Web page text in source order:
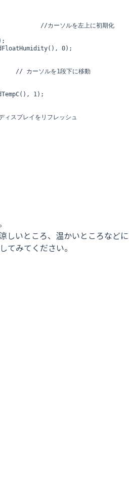
//カーソルを左上に初期化
;
( ) , 0) ;
// カーソルを1段下に移動
( ) , 1 ) ;
スプレイをリフレッシュ
しいところ、温かいところなどに
てみてください。